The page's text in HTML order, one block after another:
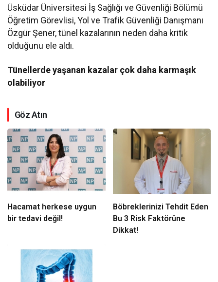
Üsküdar Üniversitesi İş Sağlığı ve Güvenliği Bölümü
Öğretim Görevlisi, Yol ve Trafik Güvenliği Danışmanı
Özgür Şener, tünel kazalarının neden daha kritik
olduğunu ele aldı.
Tünellerde yaşanan kazalar çok daha karmaşık
olabiliyor
Göz Atın
Hacamat herkese uygun
bir tedavi değil!
Böbreklerinizi Tehdit Eden
Bu 3 Risk Faktörüne
Dikkat!